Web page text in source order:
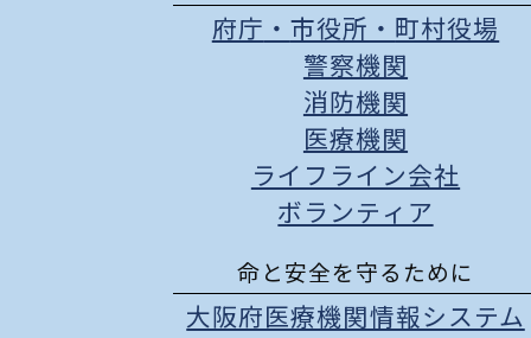
府庁 ・ 市役所 ・ 町村役場
警察機関
消防機関
医療機関
ライフライン会社
ボランティア
命と安全を守るために
大阪府医療機関情報システム